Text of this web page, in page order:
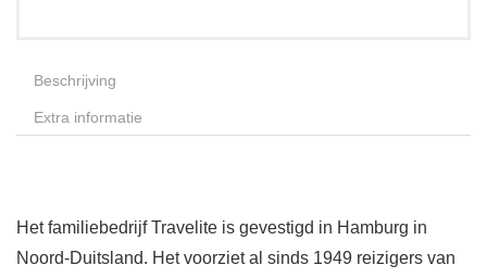
Beschrijving
Extra informatie
Het familiebedrijf Travelite is gevestigd in Hamburg in
Noord-Duitsland. Het voorziet al sinds 1949 reizigers van